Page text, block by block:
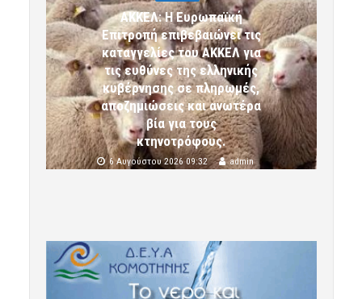
ΑΚΚΕΛ: Η Ευρωπαϊκή
Επιτροπή επιβεβαιώνει τις
καταγγελίες του ΑΚΚΕΛ για
τις ευθύνες της ελληνικής
κυβέρνησης σε πληρωμές,
αποζημιώσεις και ανωτέρα
βία για τους
κτηνοτρόφους.
6 Αυγούστου 2026 09:32 admin